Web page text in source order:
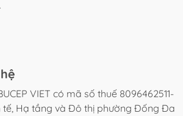
VIET có mã số thuế 8096462511-
tế, Hạ tầng và Đô thị phường Đống Đa